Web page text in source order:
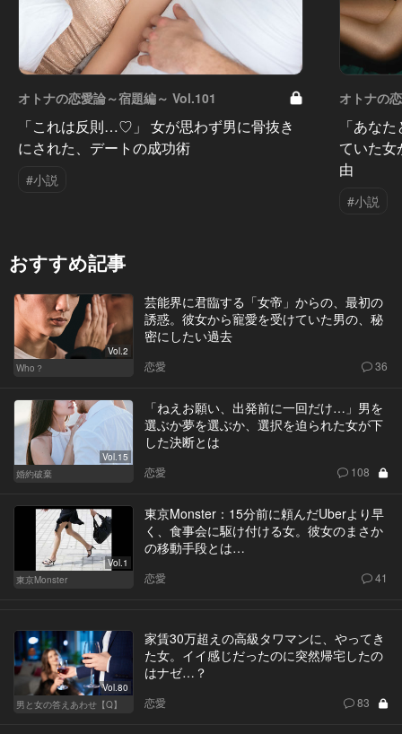
オトナの恋愛論～宿題編～ Vol.101
「これは反則…♡」 女が思わず男に骨抜き
にされた、デートの成功術
#小説
オトナの
「あな
ていた
由
#小説
おすすめ記事
Vol.2
Who？
芸能界に君臨する「女帝」からの、最初の
誘惑。彼女から寵愛を受けていた男の、秘
密にしたい過去
恋愛 36
Vol.15
婚約破棄
「ねえお願い、出発前に一回だけ…」男を
選ぶか夢を選ぶか、選択を迫られた女が下
した決断とは
恋愛 108
Vol.1
東京Monster
東京Monster：15分前に頼んだUberより早
く、食事会に駆け付ける女。彼女のまさか
の移動手段とは…
恋愛 41
Vol.80
男と女の答えあわせ【Q】
家賃30万超えの高級タワマンに、やってき
た女。イイ感じだったのに突然帰宅したの
はナゼ…？
恋愛 83